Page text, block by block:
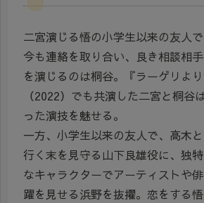
二宮演じる悟の小学生以来の友人
今も連絡を取り合い、良き相談相
を演じるのは桐谷。『ラーゲリより
（2022）でも共演した二宮と桐谷
った演技を魅せる。
一方、小学生以来の友人で、高木
行く末を見守る山下良雄役に、独
なキャラクターでアーティストや
躍を見せる浜野を抜擢。恋をする悟